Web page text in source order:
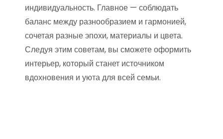
индивидуальность. Главное — соблюдать
баланс между разнообразием и гармонией,
сочетая разные эпохи, материалы и цвета.
Следуя этим советам, вы сможете оформить
интерьер, который станет источником
вдохновения и уюта для всей семьи.